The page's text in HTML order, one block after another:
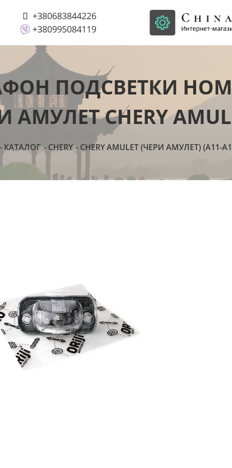
+380683844226
+380995084119
ПОДСВЕТКИ
АМУЛЕТ CHERY
КАТАЛОГ CHERY CHERY AMULET (ЧЕРИ АМУЛЕТ) (А11-